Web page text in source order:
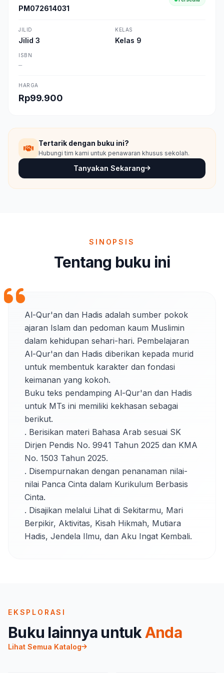
PM072614031
JILID
Jilid 3
KELAS
Kelas 9
ISBN
—
HARGA
Rp99.900
Tertarik dengan buku ini?
Hubungi tim kami untuk penawaran khusus sekolah.
Tanyakan Sekarang
SINOPSIS
Tentang buku ini
Al-Qur'an dan Hadis adalah sumber pokok
ajaran Islam dan pedoman kaum Muslimin
dalam kehidupan sehari-hari. Pembelajaran
Al-Qur'an dan Hadis diberikan kepada murid
untuk membentuk karakter dan fondasi
keimanan yang kokoh.
Buku teks pendamping Al-Qur'an dan Hadis
untuk MTs ini memiliki kekhasan sebagai
berikut.
. Berisikan materi Bahasa Arab sesuai SK
Dirjen Pendis No. 9941 Tahun 2025 dan KMA
No. 1503 Tahun 2025.
. Disempurnakan dengan penanaman nilai-
nilai Panca Cinta dalam Kurikulum Berbasis
Cinta.
. Disajikan melalui Lihat di Sekitarmu, Mari
Berpikir, Aktivitas, Kisah Hikmah, Mutiara
Hadis, Jendela Ilmu, dan Aku Ingat Kembali.
EKSPLORASI
Buku lainnya untukAnda
Lihat Semua Katalog